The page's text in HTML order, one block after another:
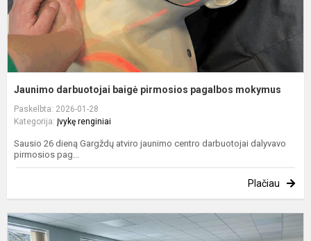
Jaunimo darbuotojai baigė pirmosios pagalbos mokymus
Paskelbta: 2026-01-28
Kategorija: Įvykę renginiai
Sausio 26 dieną Gargždų atviro jaunimo centro darbuotojai dalyvavo
pirmosios pag...
Plačiau